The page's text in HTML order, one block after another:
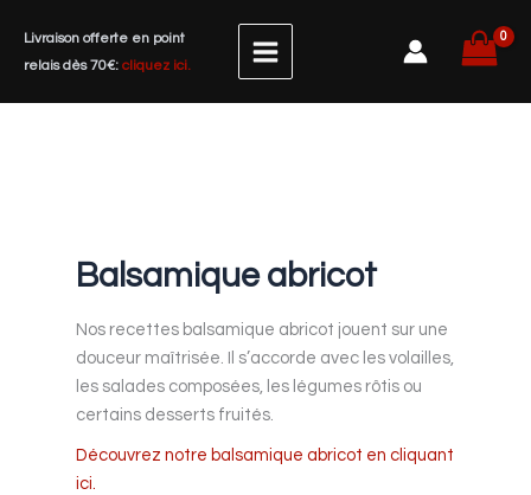
contenu
Livraison offerte en point
relais dès 70€: cliquez ici.
Balsamique abricot
Nos recettes balsamique abricot jouent sur une
douceur maîtrisée. Il s’accorde avec les volailles,
les salades composées, les légumes rôtis ou
certains desserts fruités.
Découvrez notre balsamique abricot en cliquant
ici.